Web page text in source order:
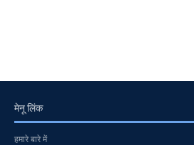
मेनू लिंक
हमारे बारे में